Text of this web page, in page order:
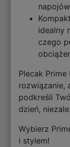
idealny
czego
Plecak
rozwiązanie,
podkreśli
dzień,
Wybierz
i stylem!